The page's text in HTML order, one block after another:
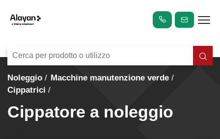
Noleggio
Macchine manutenzione verde
Cippatrici
Cippatore a noleggio